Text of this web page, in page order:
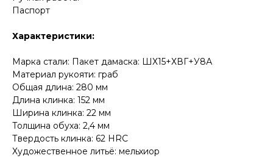
Паспорт
Характеристики:
Марка стали: Пакет дамаска: ШХ15+ХВГ+У8А
Материал рукояти: граб
Общая длина: 280 мм
Длина клинка: 152 мм
Ширина клинка: 22 мм
Толщина обуха: 2,4 мм
Твердость клинка: 62 HRC
Художественное литьё: мельхиор
КОНТАКТЫ
Будем рады продемонстрировать вам
нашу продукцию. Позвоните нам или
оставьте запрос на звонок менеджера
для консультации
Адрес: "НОЖИ ПАВЛОВО", 606104,
ул. Восточная, 3Б (самовывоз), г. Павлово,
Нижегородская обл., Россия
ООО "ПТФ" ИНН 6686090373
Часы работы:ПН-ПТ с 09.00 до 17.00
Телефон: +7 (996) 130−131−1